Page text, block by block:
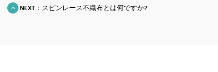
NEXT：スピンレース不織布とは何ですか?